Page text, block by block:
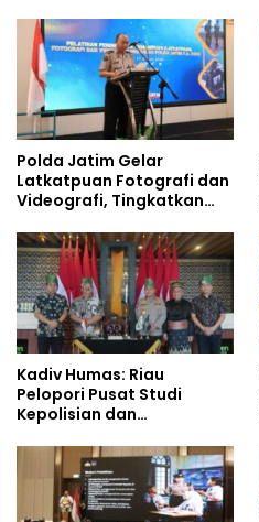
Polda Jatim Gelar
Latkatpuan Fotografi dan
Videografi, Tingkatkan
Era Digital
Kadiv Humas: Riau
Pelopori Pusat Studi
Kepolisian dan
Policing Masuki Babak